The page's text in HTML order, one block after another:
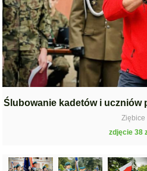
Ślubowanie kadetów i uczniów
Ziębice
zdjęcie 38